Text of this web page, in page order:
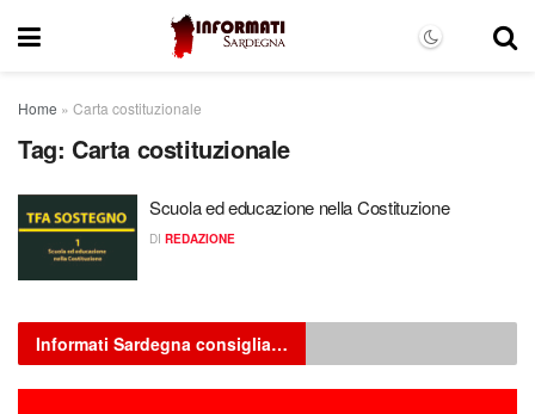
Home » Carta costituzionale
Tag: Carta costituzionale
Scuola ed educazione nella Costituzione
DI REDAZIONE
Informati Sardegna consiglia…